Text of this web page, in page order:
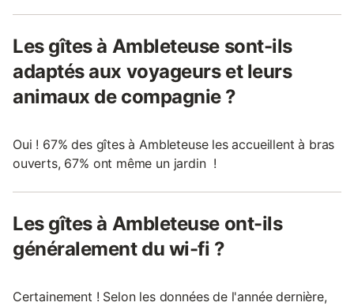
Les gîtes à Ambleteuse sont-ils
adaptés aux voyageurs et leurs
animaux de compagnie ?
Oui ! 67% des gîtes à Ambleteuse les accueillent à bras
ouverts, 67% ont même un jardin !
Les gîtes à Ambleteuse ont-ils
généralement du wi-fi ?
Certainement ! Selon les données de l'année dernière,